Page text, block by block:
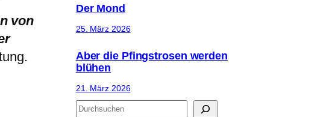
von
Der Mond
25. März 2026
Aber die Pfingstrosen werden
blühen
21. März 2026
S